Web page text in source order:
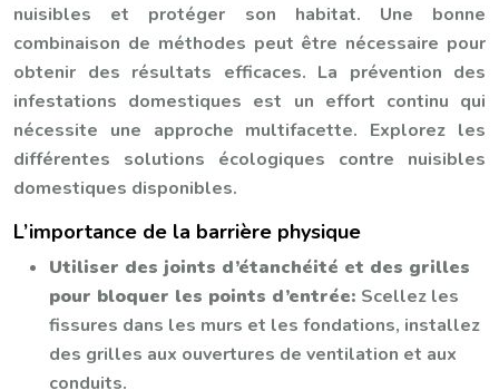
nuisibles et protéger son habitat. Une bonne
combinaison de méthodes peut être nécessaire pour
obtenir des résultats efficaces. La prévention des
infestations domestiques est un effort continu qui
nécessite une approche multifacette. Explorez les
différentes solutions écologiques contre nuisibles
domestiques disponibles.
L’importance de la barrière physique
Utiliser des joints d’étanchéité et des grilles
pour bloquer les points d’entrée: Scellez les
fissures dans les murs et les fondations, installez
des grilles aux ouvertures de ventilation et aux
conduits.